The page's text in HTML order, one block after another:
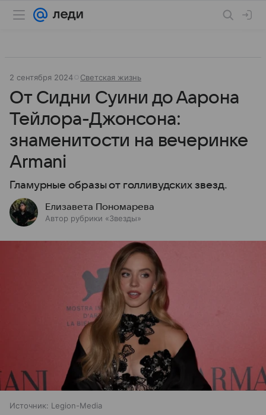
2 сентября 2024 Светская жизнь
От Сидни Суини до Аарона
Тейлора-Джонсона:
знаменитости на вечеринке
Armani
Гламурные образы от голливудских звезд.
Елизавета Пономарева
Автор рубрики «Звезды»
Источник: Legion-Media